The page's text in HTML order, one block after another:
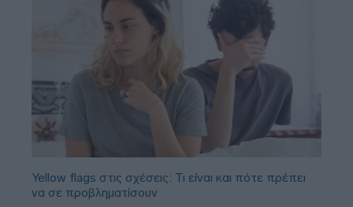
Yellow flags στις σχέσεις: Τι είναι και πότε πρέπει
να σε προβληματίσουν